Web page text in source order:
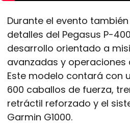
Durante el evento
detalles del Pegasus P-
desarrollo orientado a
avanzadas y operaciones
Este modelo contará con
600 caballos de fuerza,
retráctil reforzado y el
Garmin G1000.